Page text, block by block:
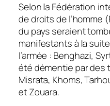
Selon la Fédération
de droits de l’homme
du pays seraient
manifestants à la
l’armée : Benghazi,
été démentie par des
Misrata, Khoms,
et Zouara.